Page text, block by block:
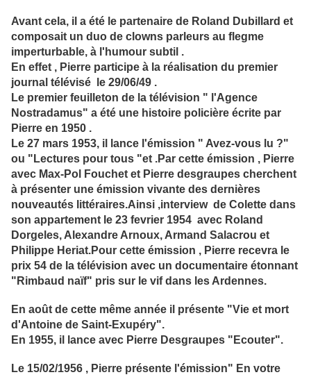
Avant cela, il a été le partenaire de Roland Dubillard et
composait un duo de clowns parleurs au flegme
imperturbable, à l'humour subtil .
En effet , Pierre participe à la réalisation du premier
journal télévisé le 29/06/49 .
Le premier feuilleton de la télévision " l'Agence
Nostradamus" a été une histoire policière écrite par
Pierre en 1950 .
Le 27 mars 1953, il lance l'émission " Avez-vous lu ?"
ou "Lectures pour tous "et .Par cette émission , Pierre
avec Max-Pol Fouchet et Pierre desgraupes cherchent
à présenter une émission vivante des dernières
nouveautés littéraires.Ainsi ,interview de Colette dans
son appartement le 23 fevrier 1954 avec Roland
Dorgeles, Alexandre Arnoux, Armand Salacrou et
Philippe Heriat.Pour cette émission , Pierre recevra le
prix 54 de la télévision avec un documentaire étonnant
"Rimbaud naïf" pris sur le vif dans les Ardennes.
En août de cette même année il présente "Vie et mort
d'Antoine de Saint-Exupéry".
En 1955, il lance avec Pierre Desgraupes "Ecouter".
Le 15/02/1956 , Pierre présente l'émission" En votre